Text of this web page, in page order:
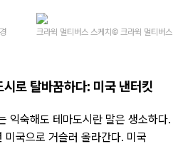
크라윅 멀티버스 스케치 © 크라윅 멀티버스
로 탈바꿈하다: 미국 낸터킷
익숙해도 테마도시란 말은 생소하다.
국으로 거슬러 올라간다. 미국